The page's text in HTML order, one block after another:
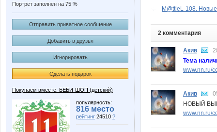
Портрет заполнен на 75 %
Отправить приватное сообщение
Добавить в друзья
Игнорировать
Сделать подарок
Покупаем вместе: БЕБИ-ШОП (детский)
популярность:
816 место
рейтинг 24510 ?
M@ttieL-108.
2 комментария
Акив
Тема
www.nn.ru/
Акив
НОВЫЙ
www.nn.ru/